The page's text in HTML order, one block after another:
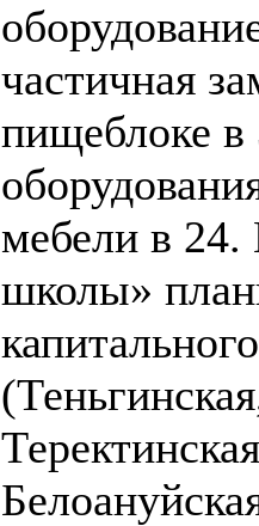
частичная
пищеблоке в
мебели в
школы»